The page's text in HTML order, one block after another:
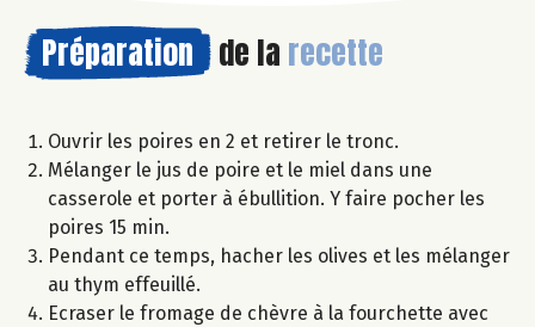
Préparation de la recette
Ouvrir les poires en 2 et retirer le tronc.
Mélanger le jus de poire et le miel dans une
casserole et porter à ébullition. Y faire pocher les
poires 15 min.
Pendant ce temps, hacher les olives et les mélanger
au thym effeuillé.
Ecraser le fromage de chèvre à la fourchette avec